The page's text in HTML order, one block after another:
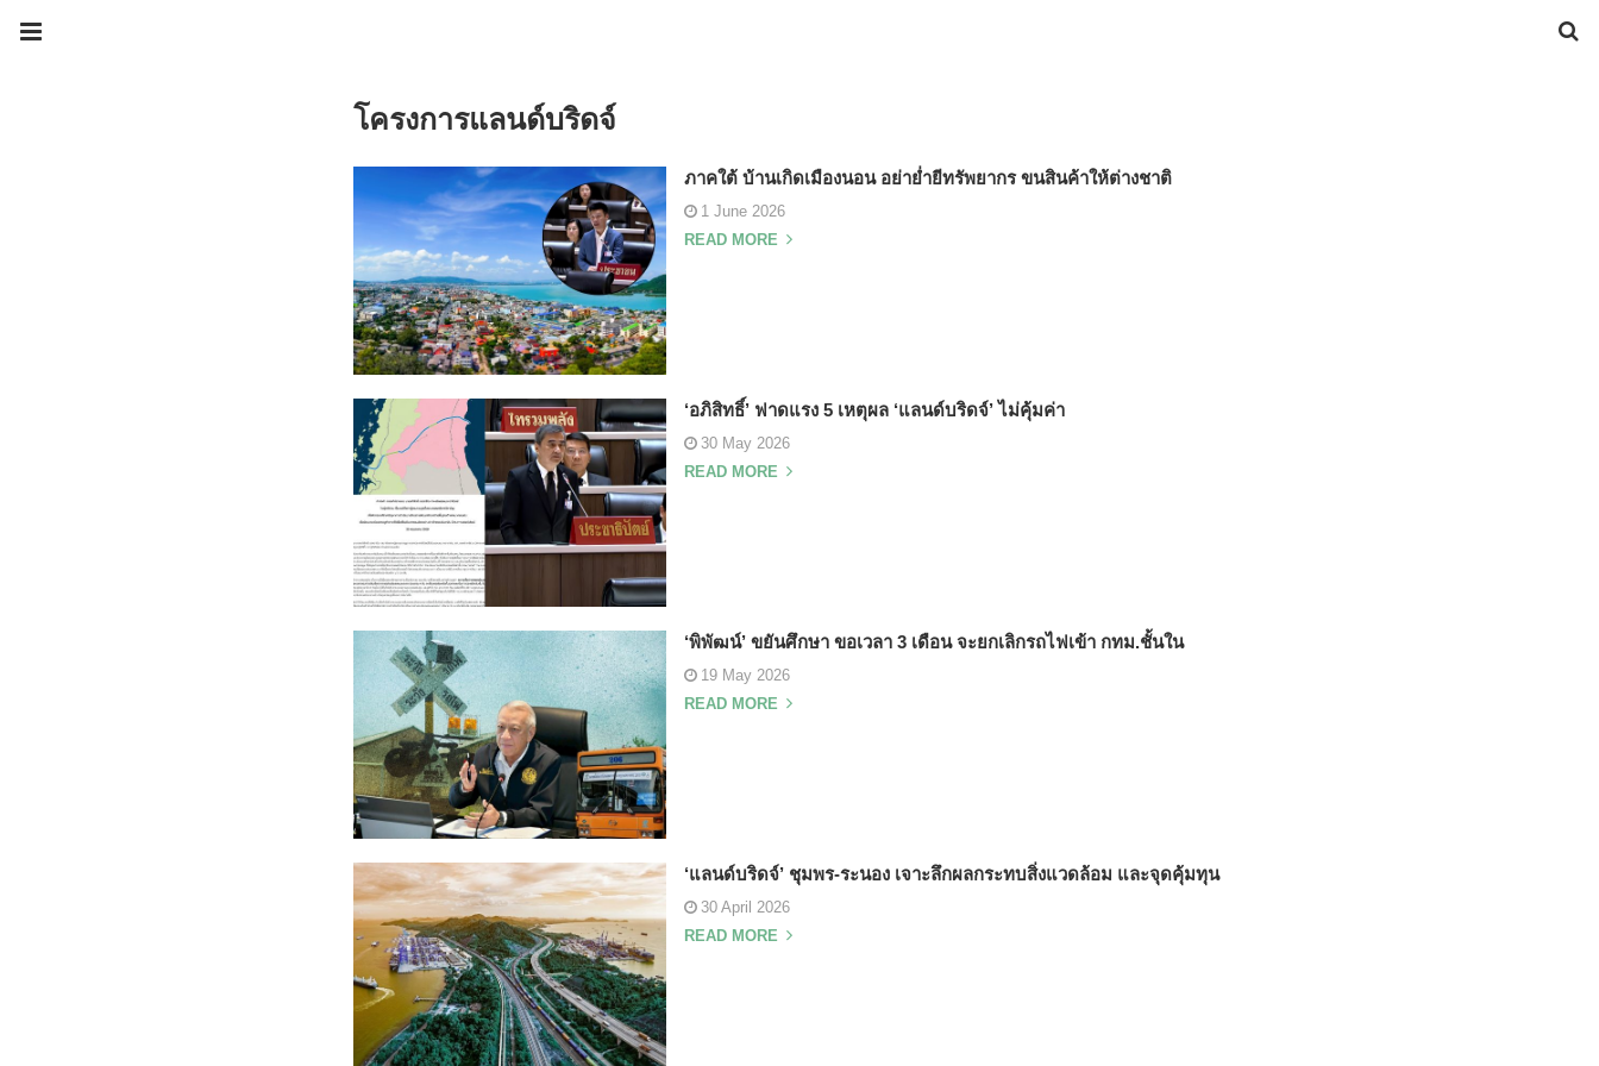
โครงการแลนด์บริดจ์
ภาคใต้ บ้านเกิดเมืองนอน อย่าย่ำยีทรัพยากร ขนสินค้าให้ต่างชาติ
1 June 2026
READ MORE
‘อภิสิทธิ์’ ฟาดแรง 5 เหตุผล ‘แลนด์บริดจ์’ ไม่คุ้มค่า
30 May 2026
READ MORE
‘พิพัฒน์’ ขยันศึกษา ขอเวลา 3 เดือน จะยกเลิกรถไฟเข้า กทม.ชั้นใน
19 May 2026
READ MORE
‘แลนด์บริดจ์’ ชุมพร-ระนอง เจาะลึกผลกระทบสิ่งแวดล้อม และจุดคุ้มทุน
30 April 2026
READ MORE